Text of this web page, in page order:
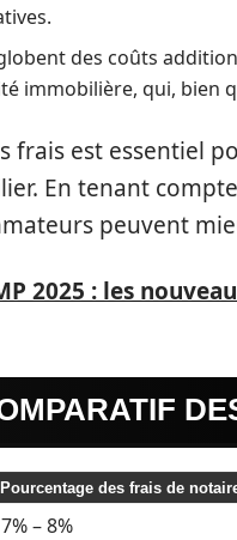
des coûts
immobilière, qui, bien
frais est essentiel
En tenant
peuvent
2025 : les
Pourcentage des frais de
7% – 8%